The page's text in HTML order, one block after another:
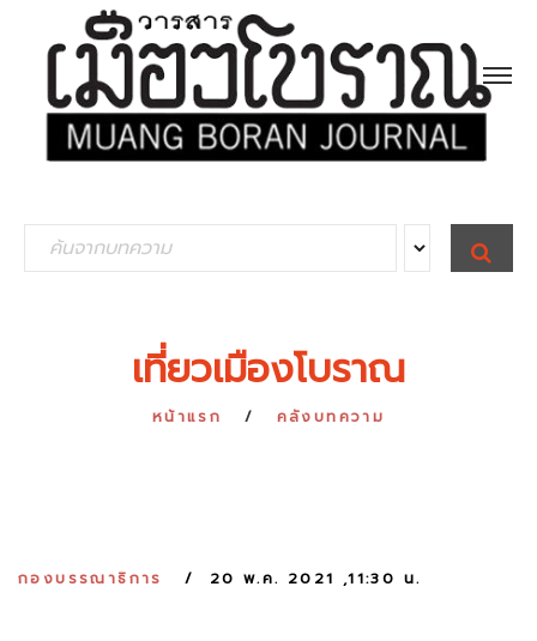
e
S
E
A
เที่ยวเมืองโบราณ
หน้าแรก คลังบทความ
กองบรรณาธิการ 20 พ.ค. 2021 ,11:30 น.